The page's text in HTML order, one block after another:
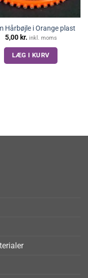
Hårbøjle i Orange plast
5,00 kr. inkl. moms
LÆG I KURV